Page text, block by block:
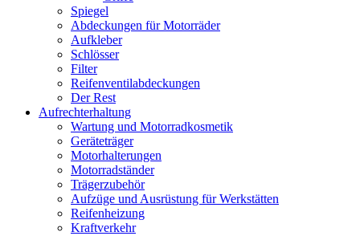
Spiegel
Abdeckungen für Motorräder
Aufkleber
Schlösser
Filter
Reifenventilabdeckungen
Der Rest
Aufrechterhaltung
Wartung und Motorradkosmetik
Geräteträger
Motorhalterungen
Motorradständer
Trägerzubehör
Aufzüge und Ausrüstung für Werkstätten
Reifenheizung
Kraftverkehr